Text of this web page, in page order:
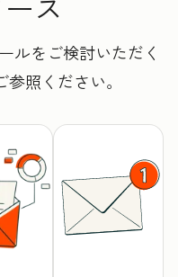
ルをご検討いただく
照ください。